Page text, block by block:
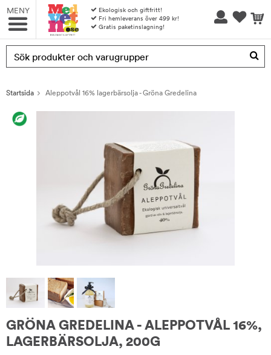
MENY
Ekologisk och giftfritt!
Fri hemleverans över 499 kr!
Gratis paketinslagning!
Produkten har blivit tillagd i varukorgen
Startsida Aleppotvål 16% lagerbärsolja - Gröna Gredelina
GRÖNA GREDELINA - ALEPPOTVÅL 16%,
LAGERBÄRSOLJA, 200G